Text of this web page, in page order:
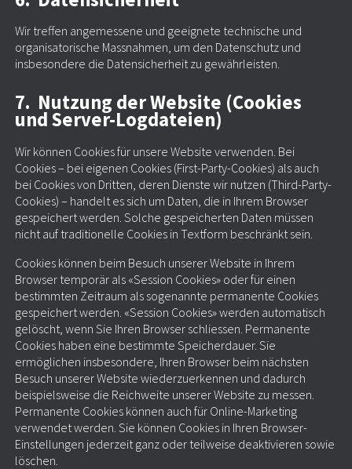
Wir treffen angemessene und geeignete technische und
organisatorische Massnahmen, um den Datenschutz und
insbesondere die Datensicherheit zu gewährleisten.
7. Nutzung der Website (Cookies
und Server-Logdateien)
Wir können Cookies für unsere Website verwenden. Bei
Cookies – bei eigenen Cookies (First-Party-Cookies) als auch
bei Cookies von Dritten, deren Dienste wir nutzen (Third-Party-
Cookies) – handelt es sich um Daten, die in Ihrem Browser
gespeichert werden. Solche gespeicherten Daten müssen
nicht auf traditionelle Cookies in Textform beschränkt sein.
Cookies können beim Besuch unserer Website in Ihrem
Browser temporär als «Session Cookies» oder für einen
bestimmten Zeitraum als sogenannte permanente Cookies
gespeichert werden. «Session Cookies» werden automatisch
gelöscht, wenn Sie Ihren Browser schliessen. Permanente
Cookies haben eine bestimmte Speicherdauer. Sie
ermöglichen insbesondere, Ihren Browser beim nächsten
Besuch unserer Website wiederzuerkennen und dadurch
beispielsweise die Reichweite unserer Website zu messen.
Permanente Cookies können auch für Online-Marketing
verwendet werden. Sie können Cookies in Ihren Browser-
Einstellungen jederzeit ganz oder teilweise deaktivieren sowie
löschen.